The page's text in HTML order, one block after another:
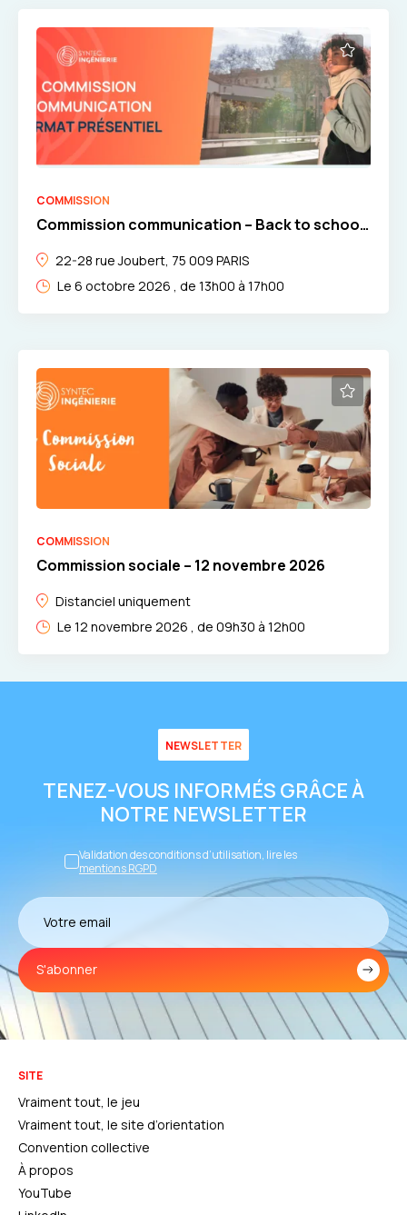
COMMISSION
Commission communication – Back to school
22-28 rue Joubert, 75 009 PARIS
Le 6 octobre 2026 , de 13h00 à 17h00
COMMISSION
Commission sociale – 12 novembre 2026
Distanciel uniquement
Le 12 novembre 2026 , de 09h30 à 12h00
NEWSLETTER
TENEZ-VOUS INFORMÉS GRÂCE À
NOTRE NEWSLETTER
Validation des conditions d’utilisation, lire les
mentions RGPD
S'abonner
SITE
Vraiment tout, le jeu
Vraiment tout, le site d’orientation
Convention collective
À propos
YouTube